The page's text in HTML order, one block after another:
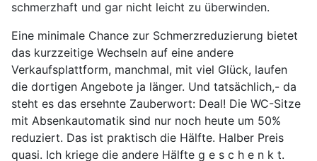
schmerzhaft und gar nicht leicht zu überwinden.
Eine minimale Chance zur Schmerzreduzierung bietet
das kurzzeitige Wechseln auf eine andere
Verkaufsplattform, manchmal, mit viel Glück, laufen
die dortigen Angebote ja länger. Und tatsächlich,- da
steht es das ersehnte Zauberwort: Deal! Die WC-Sitze
mit Absenkautomatik sind nur noch heute um 50%
reduziert. Das ist praktisch die Hälfte. Halber Preis
quasi. Ich kriege die andere Hälfte g e s c h e n k t.